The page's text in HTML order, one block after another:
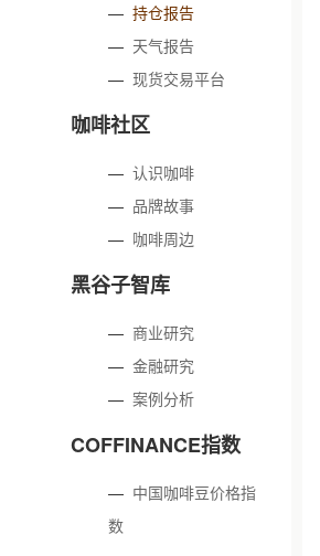
—持仓报告
— 天气报告
—现货交易平台
咖啡社区
—认识咖啡
— 品牌故事
— 咖啡周边
黑谷子智库
— 商业研究
—金融研究
—案例分析
COFFINANCE指数
— 中国咖啡豆价格指
数